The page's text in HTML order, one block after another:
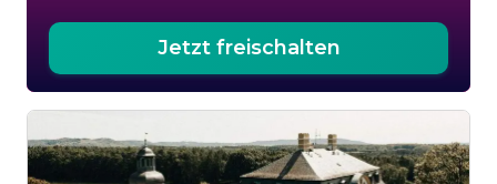
Jetzt freischalten